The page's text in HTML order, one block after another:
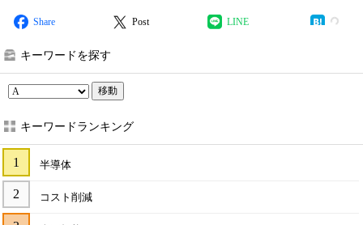
Share Post LINE
キーワードを探す
移動
キーワードランキング
半導体
コスト削減